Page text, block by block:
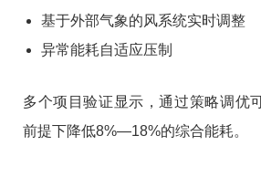
基于外部气象的风系统实时调整
异常能耗自适应压制
多个项目验证显示，通过策略调优
前提下降低8%—18%的综合能耗。